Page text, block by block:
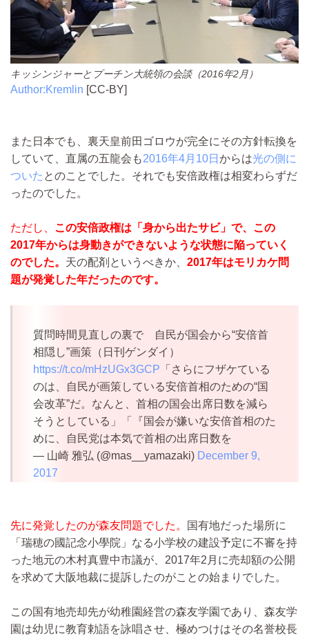
キッシンジャーとプーチン大統領の会談（2016年2月）
Author:Kremlin [CC-BY]
また日本でも、裏天皇前田ゴロウが完全にその方針転換を
していて、直属の五龍会も2016年4月10日 からは光の側に
ついた とのことでした。それでも安倍政権は相変わらずだ
ったのでした。
ただし、 この安倍政権は「身から出たサビ」で、この
2017年からは身動きができないような状態に陥っていく
のでした。 天の配剤というべきか、 2017年はモリカケ問
題が発覚した年だったのです。
質問時間見直しの裏で 自民が国会から“安倍首
相隠し”画策（日刊ゲンダイ）
https://t.co/mHzUGx3GCP 「さらにフザケている
のは、自民が画策している安倍首相のための“国
会改革”だ。なんと、首相の国会出席日数を減ら
そうとしている」「『国会が嫌いな安倍首相のた
めに、自民党は本気で首相の出席日数を
— 山崎 雅弘 (@mas__yamazaki) December 9,
2017
先に発覚したのが森友問題でした。
国有地だった場所に
「瑞穂の國記念小學院」なる小学校の建設予定に不審を持
った地元の木村真豊中市議が、2017年2月に売却額の公開
を求めて大阪地裁に提訴したのがことの始まりでした。
この国有地売却先が幼稚園経営の森友学園であり、森友学
園は幼児に教育勅語を詠唱させ、極めつけはその名誉校長